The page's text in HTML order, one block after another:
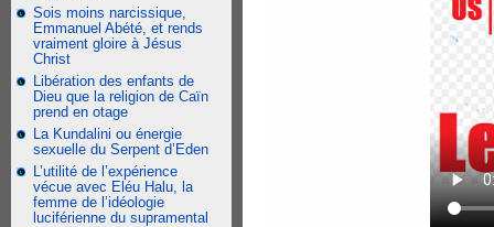
Sois moins narcissique,
Emmanuel Abété, et rends
vraiment gloire à Jésus
Christ
Libération des enfants de
Dieu que la religion de Caïn
prend en otage
La Kundalini ou énergie
sexuelle du Serpent d’Eden
L’utilité de l’expérience
vécue avec Eléu Halu, la
femme de l’idéologie
luciférienne du supramental